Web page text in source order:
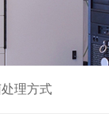
理方式